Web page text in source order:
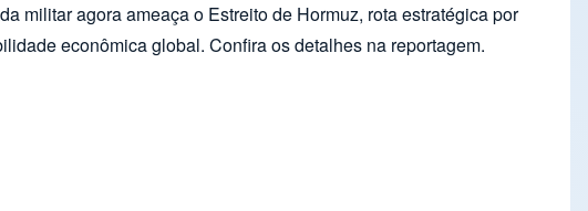
agora ameaça o Estreito de Hormuz, rota estratégica por
econômica global. Confira os detalhes na reportagem.